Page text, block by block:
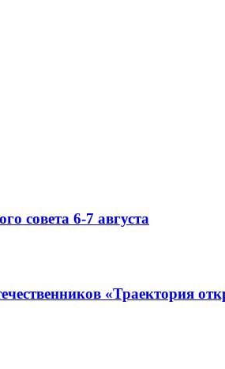
совета 6-7 августа
«Траектория